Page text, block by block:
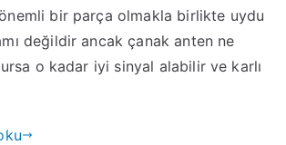
bir parça olmakla birlikte uydu
değildir ancak çanak anten ne
o kadar iyi sinyal alabilir ve karlı